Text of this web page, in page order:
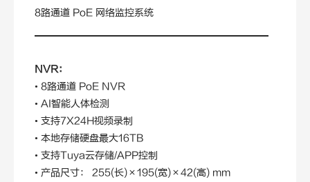
8路通道 PoE 网络监控系统
NVR：
• 8路通道 PoE NVR
• AI智能人体检测
• 支持7X24H视频录制
• 本地存储硬盘最大16TB
• 支持Tuya云存储/APP控制
• 产品尺寸： 255(长)×195(宽)×42(高) mm